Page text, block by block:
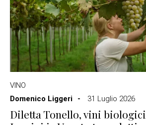
VINO
Domenico Liggeri
31 Luglio 2026
Diletta Tonello, vini